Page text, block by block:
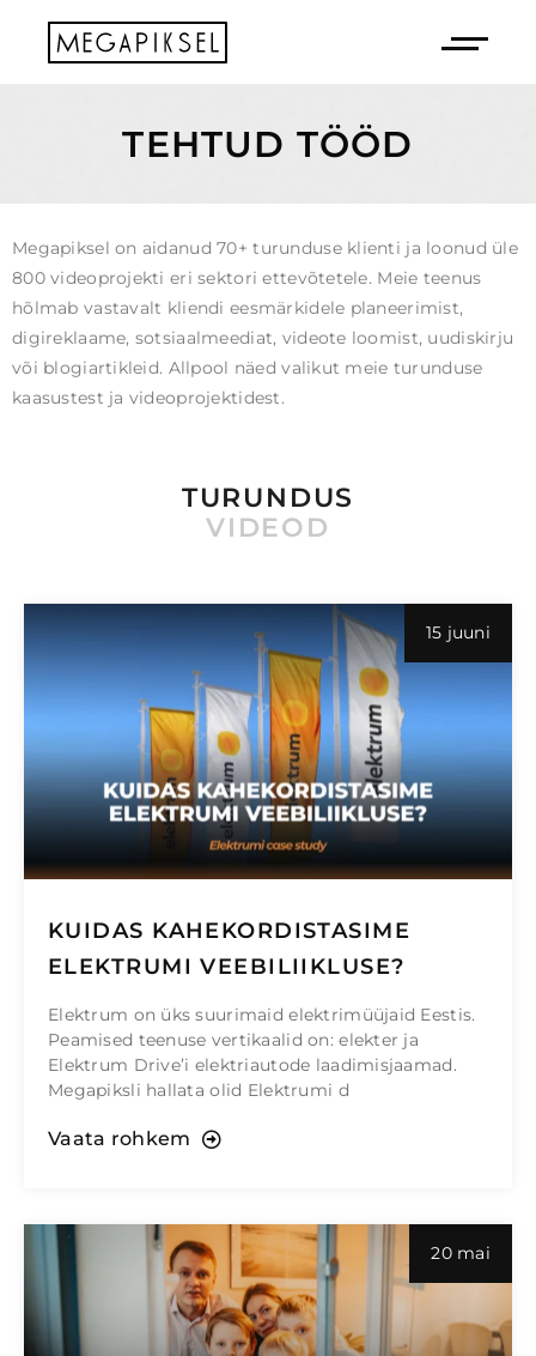
TEHTUD TÖÖD
Megapiksel on aidanud 70+ turunduse klienti ja loonud üle
800 videoprojekti eri sektori ettevõtetele. Meie teenus
hõlmab vastavalt kliendi eesmärkidele planeerimist,
digireklaame, sotsiaalmeediat, videote loomist, uudiskirju
või blogiartikleid. Allpool näed valikut meie turunduse
kaasustest ja videoprojektidest.
TURUNDUS
VIDEOD
15 juuni
KUIDAS KAHEKORDISTASIME
ELEKTRUMI VEEBILIIKLUSE?
Elektrum on üks suurimaid elektrimüüjaid Eestis.
Peamised teenuse vertikaalid on: elekter ja
Elektrum Drive’i elektriautode laadimisjaamad.
Megapiksli hallata olid Elektrumi d
Vaata rohkem
20 mai